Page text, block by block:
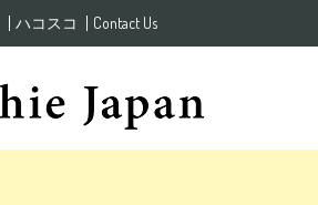
ハコスコ Contact Us